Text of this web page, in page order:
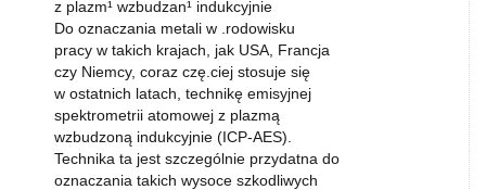
z plazm¹ wzbudzan¹ indukcyjnie
Do oznaczania metali w .rodowisku
pracy w takich krajach, jak USA, Francja
czy Niemcy, coraz czę.ciej stosuje się
w ostatnich latach, technikę emisyjnej
spektrometrii atomowej z plazmą
wzbudzoną indukcyjnie (ICP-AES).
Technika ta jest szczególnie przydatna do
oznaczania takich wysoce szkodliwych